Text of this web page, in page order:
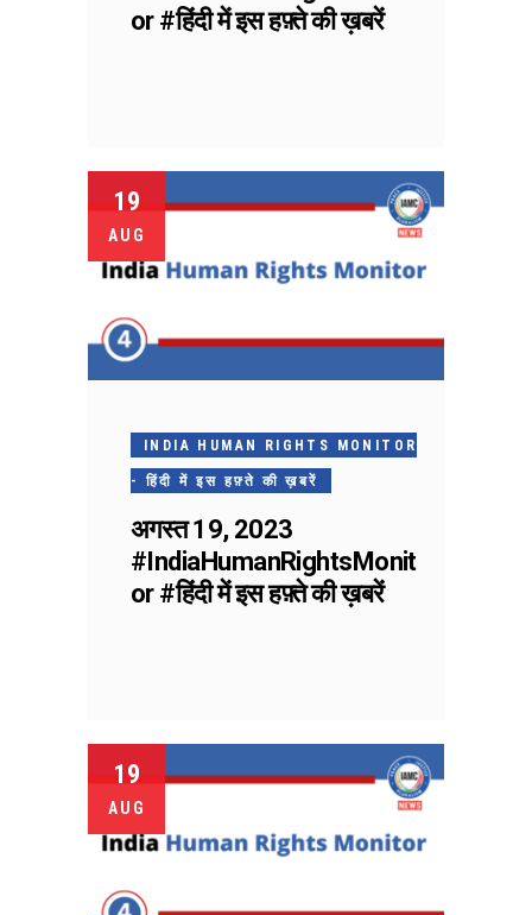
or #हिंदी में इस हफ़्ते की ख़बरें
19
AUG
INDIA HUMAN RIGHTS MONITOR
- हिंदी में इस हफ़्ते की ख़बरें
अगस्त 19, 2023
#IndiaHumanRightsMonit
or #हिंदी में इस हफ़्ते की ख़बरें
19
AUG